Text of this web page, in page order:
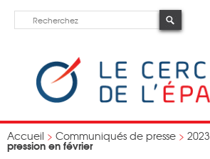
Accueil > Communiqués de presse > 2023
pression en février